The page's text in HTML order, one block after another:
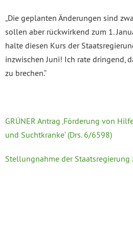
„Die geplanten Änderungen sind
sollen aber rückwirkend zum 1.
halte diesen Kurs der
inzwischen Juni! Ich rate dringend,
zu brechen.“
GRÜNER Antrag ‚Förderung von
und Suchtkranke‘ (Drs. 6/6598)
Stellungnahme der Staatsregierung